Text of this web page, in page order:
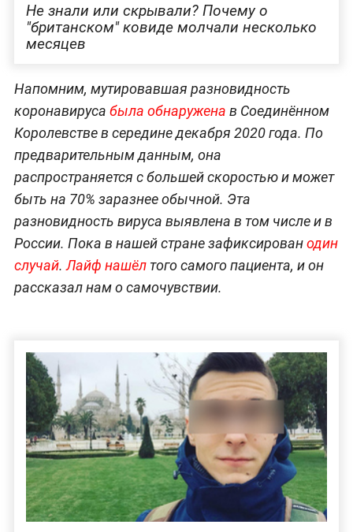
Не знали или скрывали? Почему о
"британском" ковиде молчали несколько
месяцев
Напомним, мутировавшая разновидность
коронавируса была обнаружена в Соединённом
Королевстве в середине декабря 2020 года. По
предварительным данным, она
распространяется с большей скоростью и может
быть на 70% заразнее обычной. Эта
разновидность вируса выявлена в том числе и в
России. Пока в нашей стране зафиксированодин
случай.Лайф нашёлтого самого пациента, и он
рассказал нам о самочувствии.